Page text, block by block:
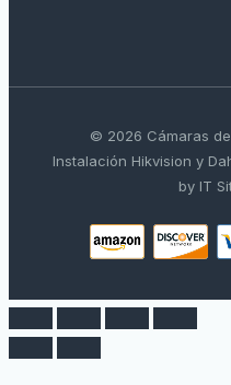
© 2026 Cámaras
Instalación Hikvision y
by IT